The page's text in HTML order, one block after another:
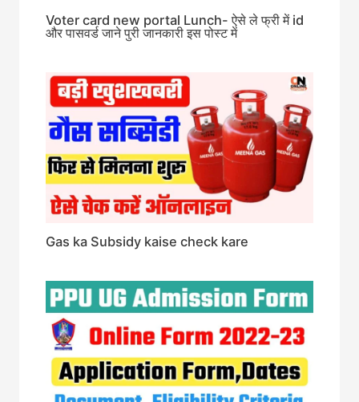
Voter card new portal Lunch- ऐसे ले फ्री में id
और पासवर्ड जाने पुरी जानकारी इस पोस्ट में
Gas ka Subsidy kaise check kare